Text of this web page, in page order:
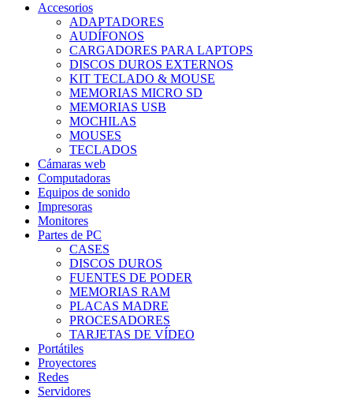
Accesorios
ADAPTADORES
AUDÍFONOS
CARGADORES PARA LAPTOPS
DISCOS DUROS EXTERNOS
KIT TECLADO & MOUSE
MEMORIAS MICRO SD
MEMORIAS USB
MOCHILAS
MOUSES
TECLADOS
Cámaras web
Computadoras
Equipos de sonido
Impresoras
Monitores
Partes de PC
CASES
DISCOS DUROS
FUENTES DE PODER
MEMORIAS RAM
PLACAS MADRE
PROCESADORES
TARJETAS DE VÍDEO
Portátiles
Proyectores
Redes
Servidores